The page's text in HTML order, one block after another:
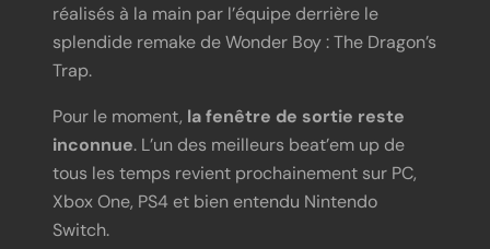
réalisés à la main par l’équipe derrière le
splendide remake de Wonder Boy : The Dragon’s
Trap.
Pour le moment, la fenêtre de sortie reste
inconnue. L’un des meilleurs beat’em up de
tous les temps revient prochainement sur PC,
Xbox One, PS4 et bien entendu Nintendo
Switch.